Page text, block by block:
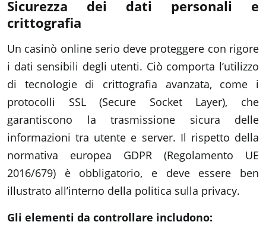
Sicurezza dei dati personali e
crittografia
Un casinò online serio deve proteggere con rigore
i dati sensibili degli utenti. Ciò comporta l’utilizzo
di tecnologie di crittografia avanzata, come i
protocolli SSL (Secure Socket Layer), che
garantiscono la trasmissione sicura delle
informazioni tra utente e server. Il rispetto della
normativa europea GDPR (Regolamento UE
2016/679) è obbligatorio, e deve essere ben
illustrato all’interno della politica sulla privacy.
Gli elementi da controllare includono: